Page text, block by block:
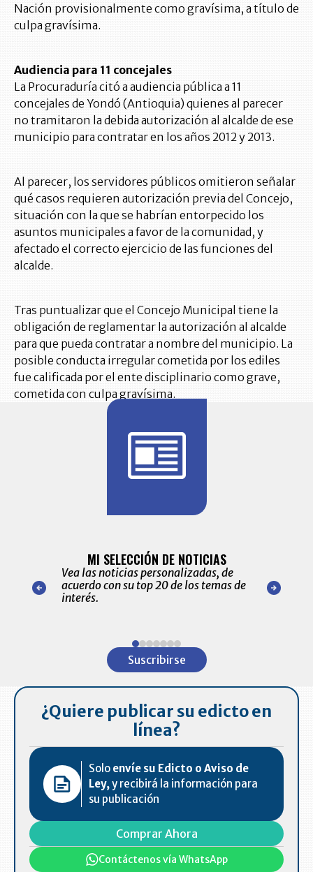
Nación provisionalmente como gravísima, a título de
culpa gravísima.
Audiencia para 11 concejales
La Procuraduría citó a audiencia pública a 11
concejales de Yondó (Antioquia) quienes al parecer
no tramitaron la debida autorización al alcalde de ese
municipio para contratar en los años 2012 y 2013.
Al parecer, los servidores públicos omitieron señalar
qué casos requieren autorización previa del Concejo,
situación con la que se habrían entorpecido los
asuntos municipales a favor de la comunidad, y
afectado el correcto ejercicio de las funciones del
alcalde.
Tras puntualizar que el Concejo Municipal tiene la
obligación de reglamentar la autorización al alcalde
para que pueda contratar a nombre del municipio. La
posible conducta irregular cometida por los ediles
fue calificada por el ente disciplinario como grave,
cometida con culpa gravísima.
nuestro
para
MI SELECCIÓN DE NOTICIAS
Vea las noticias personalizadas, de
acuerdo con su top 20 de los temas de
interés.
de las
Suscribirse
¿Quiere publicar su edicto en
línea?
Solo envíe su Edicto o Aviso de
Ley,y recibirá la información para
su publicación
Comprar Ahora
Contáctenos vía WhatsApp